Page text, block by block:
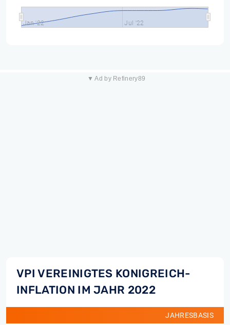
Jan '22 Jul '22
▼ Ad by Refinery89
VPI VEREINIGTES KONIGREICH-
INFLATION IM JAHR 2022
JAHRESBASIS